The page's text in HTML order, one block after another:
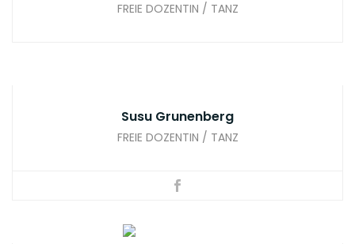
FREIE DOZENTIN / TANZ
Susu Grunenberg
FREIE DOZENTIN / TANZ